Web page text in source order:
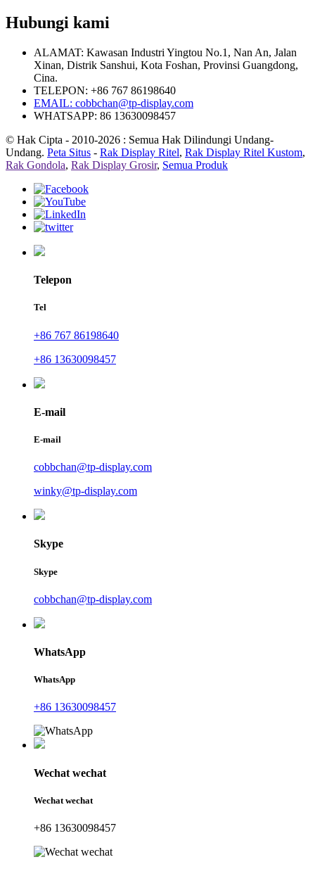
Hubungi kami
ALAMAT: Kawasan Industri Yingtou No.1, Nan An, Jalan
Xinan, Distrik Sanshui, Kota Foshan, Provinsi Guangdong,
Cina.
TELEPON: +86 767 86198640
EMAIL: cobbchan@tp-display.com
WHATSAPP: 86 13630098457
© Hak Cipta - 2010-2026 : Semua Hak Dilindungi Undang-
Undang. Peta Situs - Rak Display Ritel, Rak Display Ritel Kustom,
Rak Gondola, Rak Display Grosir, Semua Produk
Telepon
Tel
+86 767 86198640
+86 13630098457
E-mail
E-mail
cobbchan@tp-display.com
winky@tp-display.com
Skype
Skype
cobbchan@tp-display.com
WhatsApp
WhatsApp
+86 13630098457
Wechat wechat
Wechat wechat
+86 13630098457